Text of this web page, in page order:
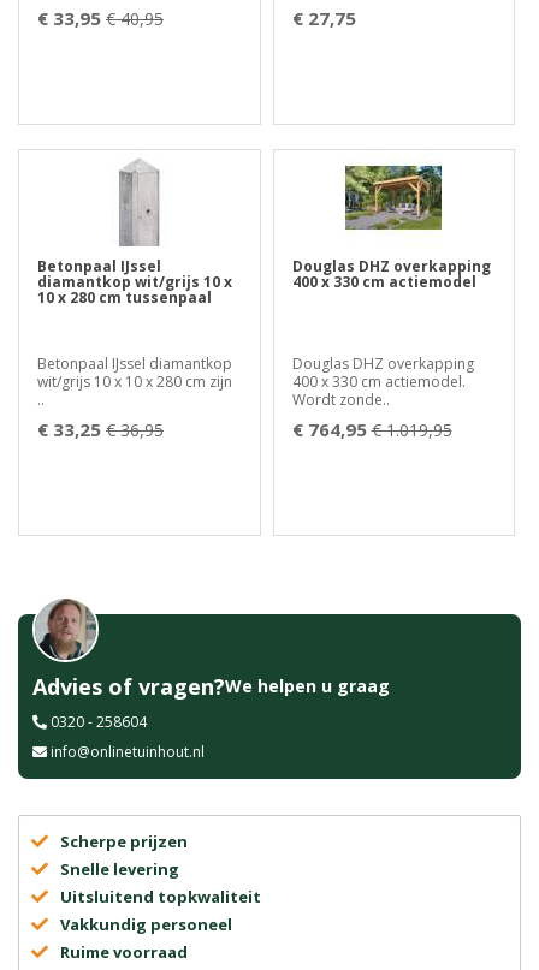
€ 33,95 € 40,95 € 27,75
Betonpaal IJssel
diamantkop wit/grijs 10 x
10 x 280 cm tussenpaal
Betonpaal IJssel diamantkop
wit/grijs 10 x 10 x 280 cm zijn
..
€ 33,25 € 36,95
Douglas DHZ overkapping
400 x 330 cm actiemodel
Douglas DHZ overkapping
400 x 330 cm actiemodel.
Wordt zonde..
€ 764,95 € 1.019,95
Advies of vragen?We helpen u graag
0320 - 258604
info@onlinetuinhout.nl
Scherpe prijzen
Snelle levering
Uitsluitend topkwaliteit
Vakkundig personeel
Ruime voorraad